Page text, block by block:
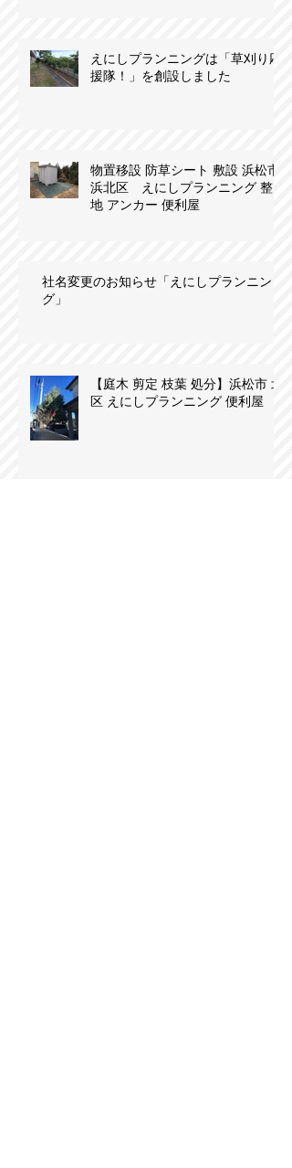
えにしプランニングは「草刈り応
援隊！」を創設しました
物置移設 防草シート 敷設 浜松市
浜北区 えにしプランニング 整
地 アンカー 便利屋
社名変更のお知らせ「えにしプランニン
グ」
【庭木 剪定 枝葉 処分】浜松市 北
区 えにしプランニング 便利屋